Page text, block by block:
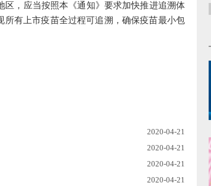
，应当按照本《通知》要求加快推进追溯体
所有上市疫苗全过程可追溯，确保疫苗最小包
2020-04-21
2020-04-21
2020-04-21
2020-04-21